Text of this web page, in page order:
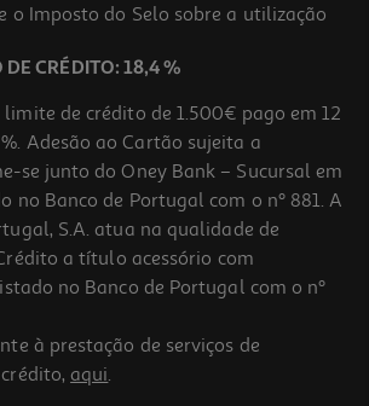
Vintage Palette
o Imposto do Selo sobre a utilização
DE CRÉDITO: 18,4 %
de crédito de 1.500€ pago em 12
Adesão ao Cartão sujeita a
se junto do Oney Bank – Sucursal em
no Banco de Portugal com o nº 881. A
S.A. atua na qualidade de
a título acessório com
no Banco de Portugal com o nº
à prestação de serviços de
aqui.